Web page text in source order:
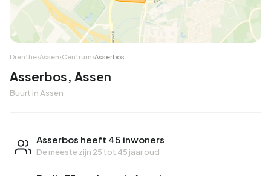
Drenthe›Assen›Centrum›Asserbos
Asserbos, Assen
Buurt in Assen
Asserbos heeft 45 inwoners
De meeste zijn 25 tot 45 jaar oud